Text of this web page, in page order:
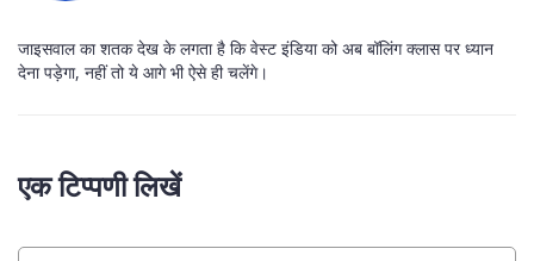
जाइसवाल का शतक देख के लगता है कि वेस्ट इंडिया को अब बॉलिंग क्लास पर ध्यान
देना पड़ेगा, नहीं तो ये आगे भी ऐसे ही चलेंगे।
एक टिप्पणी लिखें